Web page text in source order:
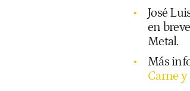
José
en
Metal.
Más
Carne